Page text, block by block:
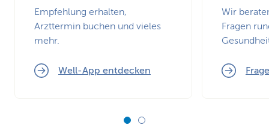
Empfehlung erhalten,
Arzttermin buchen und vieles
mehr.
Well-App entdecken
Wir
Fragen